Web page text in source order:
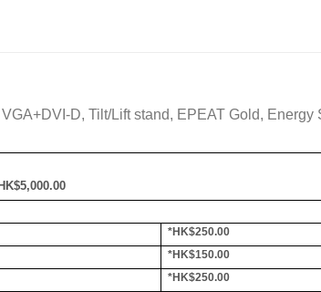
D, Tilt/Lift stand, EPEAT Gold, Energy
*HK$250.00
*HK$150.00
*HK$250.00